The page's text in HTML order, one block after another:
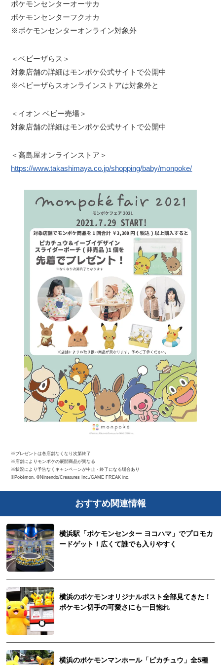
ポケモンセンターオーサカ
ポケモンセンターフクオカ
※ポケモンセンターオンライン対象外
＜ベビーザらス＞
対象店舗の詳細はモンポケ公式サイトで公開中
※ベビーザらスオンラインストアは対象外と
＜イオン ベビー売場＞
対象店舗の詳細はモンポケ公式サイトで公開中
＜高島屋オンラインストア＞
https://www.takashimaya.co.jp/shopping/baby/monpoke/
※プレゼントは各店舗なくなり次第終了
※店舗によりモンポケの展開商品が異なる
※状況により予告なくキャンペーンが中止・終了になる場合あり
©Pokémon. ©Nintendo/Creatures Inc./GAME FREAK inc.
おすすめ関連情報
横浜駅「ポケモンセンター ヨコハマ」でプロモカ
ードゲット！広くて誰でも入りやすく
横浜のポケモンオリジナルポスト全部見てきた！
ポケモン切手の可愛さにも一目惚れ
横浜のポケモンマンホール「ピカチュウ」全5種